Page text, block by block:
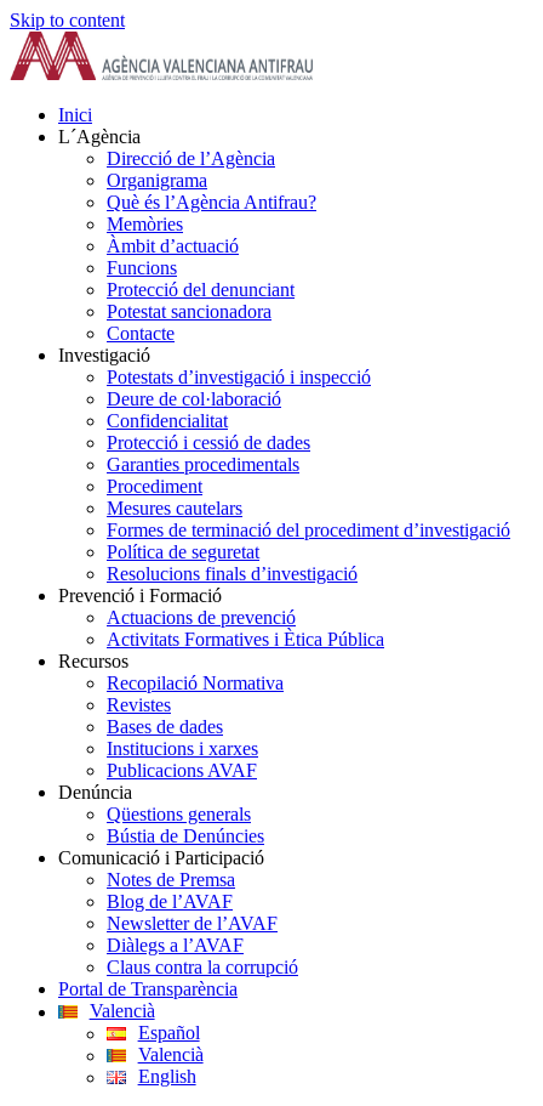
Skip to content
Inici
L´Agència
Direcció de l’Agència
Organigrama
Què és l’Agència Antifrau?
Memòries
Àmbit d’actuació
Funcions
Protecció del denunciant
Potestat sancionadora
Contacte
Investigació
Potestats d’investigació i inspecció
Deure de col·laboració
Confidencialitat
Protecció i cessió de dades
Garanties procedimentals
Procediment
Mesures cautelars
Formes de terminació del procediment d’investigació
Política de seguretat
Resolucions finals d’investigació
Prevenció i Formació
Actuacions de prevenció
Activitats Formatives i Ètica Pública
Recursos
Recopilació Normativa
Revistes
Bases de dades
Institucions i xarxes
Publicacions AVAF
Denúncia
Qüestions generals
Bústia de Denúncies
Comunicació i Participació
Notes de Premsa
Blog de l’AVAF
Newsletter de l’AVAF
Diàlegs a l’AVAF
Claus contra la corrupció
Portal de Transparència
Valencià
Español
Valencià
English